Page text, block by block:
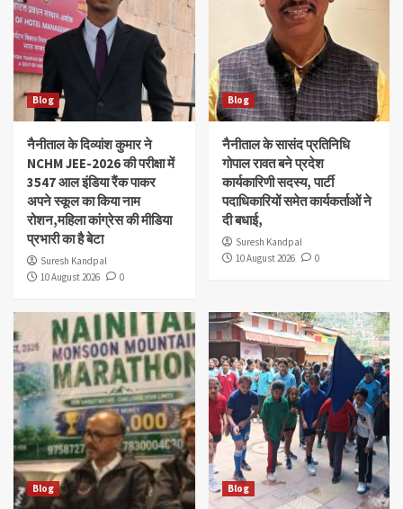
Blog
नैनीताल के दिव्यांश‌ कुमार ने
NCHM JEE-2026 की परीक्षा में
3547 आल इंडिया रैंक पाकर
अपने स्कूल का किया नाम
रोशन,महिला कांग्रेस की मीडिया
प्रभारी का है बेटा
Suresh Kandpal
10 August 2026
0
Blog
नैनीताल के सासंद प्रतिनिधि
गोपाल रावत बने प्रदेश
कार्यकारिणी सदस्य, पार्टी
पदाधिकारियों समेत कार्यकर्ताओं ने
दी बधाई,
Suresh Kandpal
10 August 2026
0
Blog Blog